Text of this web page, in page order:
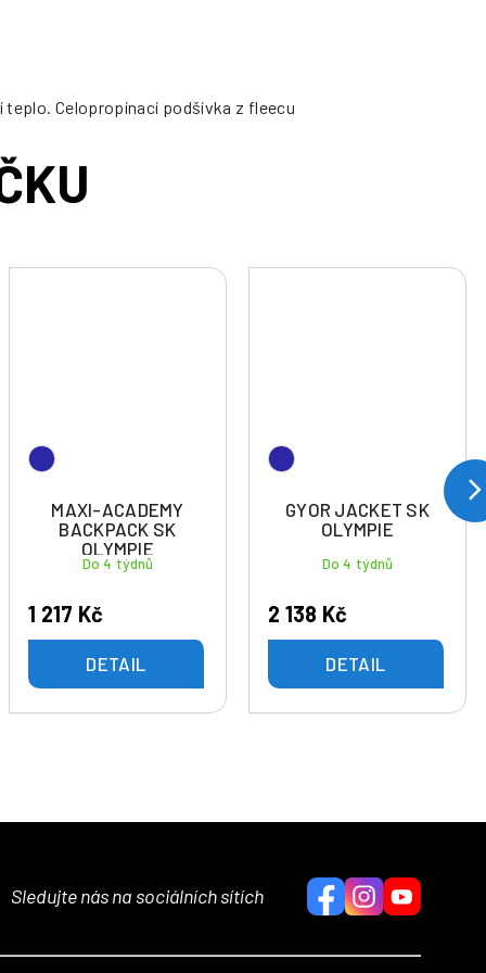
Celopropínací podšívka z fleecu
MAXI-ACADEMY
BACKPACK SK
OLYMPIE
Do 4 týdnů
1 217 Kč
DETAIL
GYOR JACKET SK
OLYMPIE
Do 4 týdnů
2 138 Kč
DETAIL
Sledujte nás na sociálních sítích